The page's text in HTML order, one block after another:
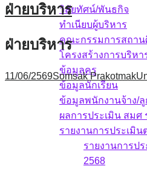
วิสัยทัศน์/พันธกิจ
ทำเนียบผู้บริหาร
คณะกรรมการสถา
โครงสร้างการบริหา
ข้อมูลครู
ข้อมูลนักเรียน
ข้อมูลพนักงานจ้าง/ลู
ผลการประเมิน สมศ
รายงานการประเมิน
รายงานการป
2568
ฝ่ายบริหาร
ฝ่ายบริหาร
11/06/2569Somsak Prakotmak